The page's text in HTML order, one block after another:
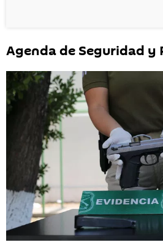
Agenda de Seguridad y